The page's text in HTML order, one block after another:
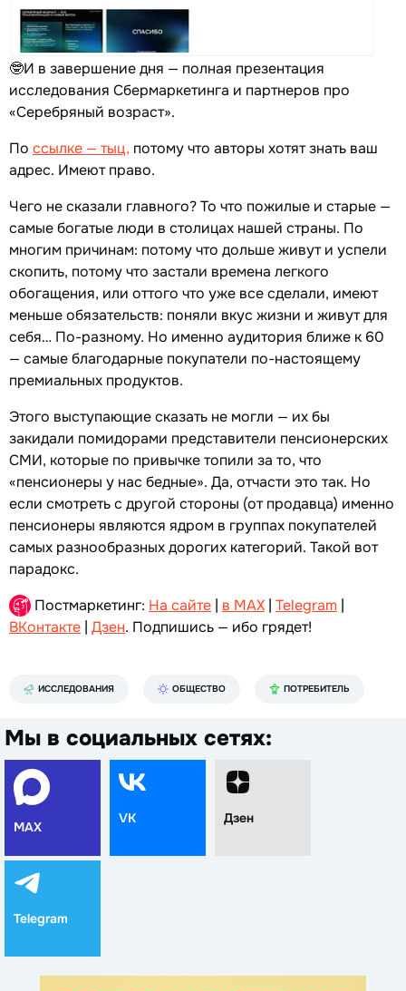
🤓И в завершение дня — полная презентация
исследования Сбермаркетинга и партнеров про
«Серебряный возраст».
По ссылке — тыц, потому что авторы хотят знать ваш
адрес. Имеют право.
Чего не сказали главного? То что пожилые и старые —
самые богатые люди в столицах нашей страны. По
многим причинам: потому что дольше живут и успели
скопить, потому что застали времена легкого
обогащения, или оттого что уже все сделали, имеют
меньше обязательств: поняли вкус жизни и живут для
себя… По-разному. Но именно аудитория ближе к 60
— самые благодарные покупатели по-настоящему
премиальных продуктов.
Этого выступающие сказать не могли — их бы
закидали помидорами представители пенсионерских
СМИ, которые по привычке топили за то, что
«пенсионеры у нас бедные». Да, отчасти это так. Но
если смотреть с другой стороны (от продавца) именно
пенсионеры являются ядром в группах покупателей
самых разнообразных дорогих категорий. Такой вот
парадокс.
Постмаркетинг: На сайте | в MAX | Telegram |
ВКонтакте | Дзен. Подпишись — ибо грядет!
ИССЛЕДОВАНИЯ ОБЩЕСТВО ПОТРЕБИТЕЛЬ
Мы в социальных сетях:
MAX
VK Дзен
Telegram